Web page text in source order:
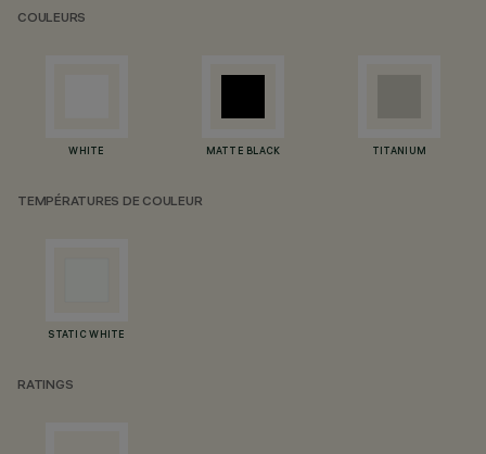
COULEURS
WHITE MATTE BLACK TITANIUM
TEMPÉRATURES DE COULEUR
STATIC WHITE
RATINGS